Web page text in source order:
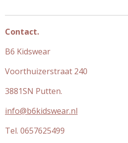
Contact.
B6 Kidswear
Voorthuizerstraat 240
3881SN Putten.
info@b6kidswear.nl
Tel. 0657625499